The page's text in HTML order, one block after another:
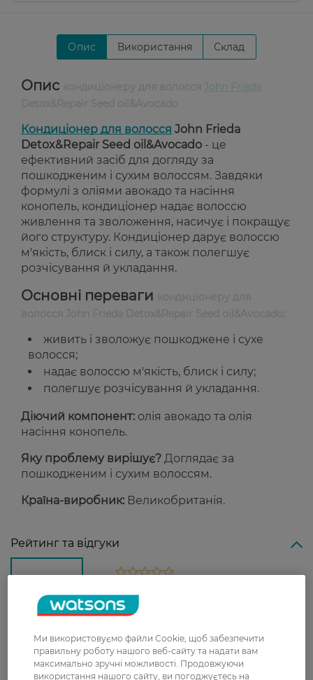
Опис Використання Склад
Опис
John Frieda
Кондиціонер для волосся John Frieda
Detox&Repair Seed oil&Avocado - це
ефективний засіб для догляду за
пошкодженим і сухим волоссям. Завдяки
формулі з оліями авокадо та насіння
конопель, кондиціонер надає волоссю
живлення та зволоження, насичує і покращує
його структуру. Кондиціонер дарує волоссю
м'якість, блиск і силу, а також полегшує
розчісування й укладання.
Основні переваги
живить і зволожує пошкоджене і сухе
волосся;
надає волоссю м'якість, блиск і силу;
полегшує розчісування й укладання.
Діючий компонент: олія авокадо та олія
насіння конопель.
Яку проблему вирішує? Доглядає за
пошкодженим і сухим волоссям.
Країна-виробник: Великобританія.
Рейтинг та відгуки
0 0 відгуків
Доставка
Ми використовуємо файли Cookie, щоб забезпечити
правильну роботу нашого веб-сайту та надати вам
максимально зручні можливості. Продовжуючи
використання нашого сайту, ви погоджуєтесь на